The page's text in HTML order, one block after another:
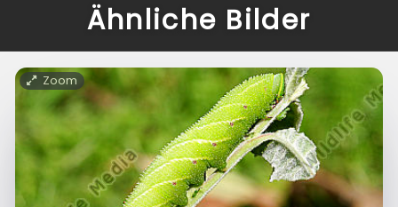
Ähnliche Bilder
Zoom